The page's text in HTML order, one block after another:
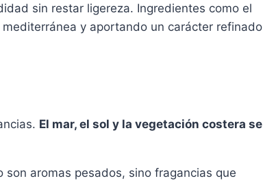
sin restar ligereza. Ingredientes como el
y aportando un carácter refinado
El mar, el sol y la vegetación costera se
aromas pesados, sino fragancias que